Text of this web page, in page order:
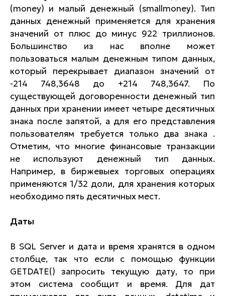
(money) и малый денежный (smallmoney). Тип
данных денежный применяется для хранения
значений от плюс до минус 922 триллионов.
Большинство из нас вполне может
пользоваться малым денежным типом данных,
который перекрывает диапазон значений от
-214 748,3648 до +214 748,3647. По
существующей договоренности денежный тип
данных при хранении имеет четыре десятичных
знака после запятой, а для его представления
пользователям требуется только два знака .
Отметим, что многие финансовые транзакции
не используют денежный тип данных.
Например, в биржевыех торговых операциях
применяются 1/32 доли, для хранения которых
необходимо пять десятичных мест.
Даты
В SQL Server и дата и время хранятся в одном
столбце, так что если с помощью функции
GETDATE() запросить текущую дату, то при
этом система сообщит и время. Для дат